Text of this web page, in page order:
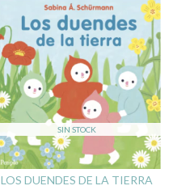
SIN STOCK
LOS DUENDES DE LA TIERRA